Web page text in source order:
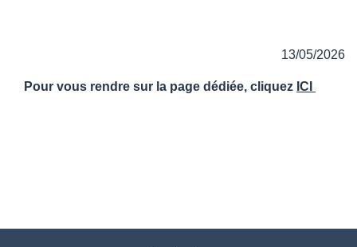
13/05/2026
Pour vous rendre sur la page dédiée, cliquez ICI